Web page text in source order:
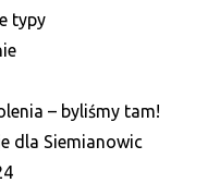
typy
– byliśmy tam!
dla Siemianowic